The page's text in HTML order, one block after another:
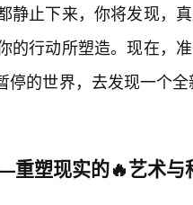
静止下来，你将发现，
的行动所塑造。现在，
的世界，去发现一个
塑现实的🔥艺术与